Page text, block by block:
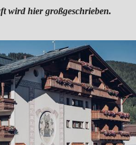
wird hier großgeschrieben.